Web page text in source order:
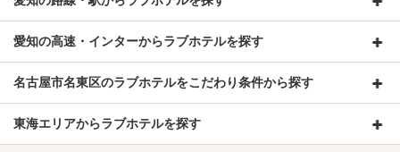
愛知の高速・インターからラブホテルを探す
名古屋市名東区のラブホテルをこだわり条件から探す
東海エリアからラブホテルを探す